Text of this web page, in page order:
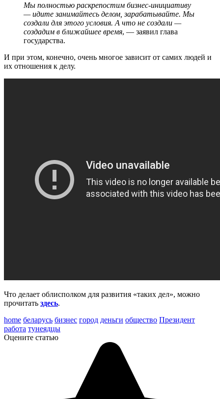
Мы полностью раскрепостим бизнес-инициативу
— идите занимайтесь делом, зарабатывайте. Мы
создали для этого условия. А что не создали —
создадим в ближайшее время, — заявил глава
государства.
И при этом, конечно, очень многое зависит от самих людей и
их отношения к делу.
Что делает облисполком для развития «таких дел», можно
прочитать здесь.
home беларусь бизнес город деньги общество Президент
работа тунеядцы
Оцените статью